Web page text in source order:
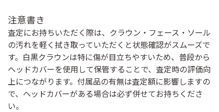
注意書き
査定にお持ちいただく際は、クラウン・フェース・ソール
の汚れを軽く拭き取っていただくと状態確認がスムーズで
す。白黒クラウンは特に傷が目立ちやすいため、普段から
ヘッドカバーを使用して保管することで、査定時の評価向
上につながります。付属品の有無は査定額に影響しますの
で、ヘッドカバーがある場合は必ず併せてお持ちくださ
い。